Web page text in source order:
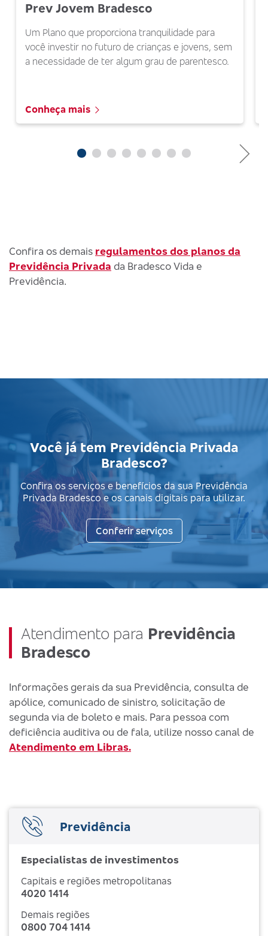
Prev Jovem Bradesco
Um Plano que proporciona tranquilidade para
você investir no futuro de crianças e jovens, sem
a necessidade de ter algum grau de parentesco.
Conheça mais
Confira os demais regulamentos dos planos da
Previdência Privada da Bradesco Vida e
Previdência.
Você já tem Previdência Privada
Bradesco?
Confira os serviços e benefícios da sua Previdência
Privada Bradesco e os canais digitais para utilizar.
Conferir serviços
Atendimento para Previdência
Bradesco
Informações gerais da sua Previdência, consulta de
apólice, comunicado de sinistro, solicitação de
segunda via de boleto e mais. Para pessoa com
deficiência auditiva ou de fala, utilize nosso canal de
Atendimento em Libras.
Previdência
Especialistas de investimentos
Capitais e regiões metropolitanas
4020 1414
Demais regiões
0800 704 1414